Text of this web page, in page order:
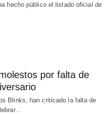
hecho público el listado oficial de
por falta de
Blinks, han criticado la falta de